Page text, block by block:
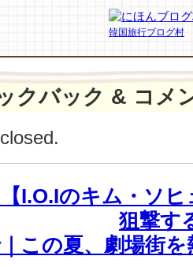
【T-
ara】
参
考
に
ょ
♪
は
韓国旅行ブログ村
クバック & コメ
I.O.Iのキム・ソ
狙撃す
この夏、劇場街